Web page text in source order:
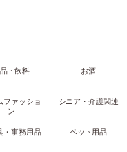
・飲料 お酒
ファッショ
ン
シニア・介護関連
・事務用品 ペット用品